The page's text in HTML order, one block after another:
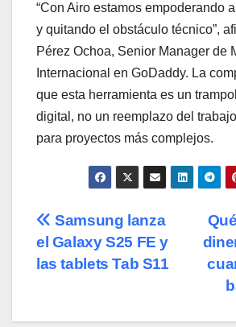
“Con Airo estamos empoderando
y quitando el obstáculo técnico”,
Pérez Ochoa, Senior Manager de
Internacional en GoDaddy. La
que esta herramienta es un
digital, no un reemplazo del
para proyectos más complejos.
Navegación
de
Samsung lanza
el Galaxy S25 FE y
las tablets Tab S11